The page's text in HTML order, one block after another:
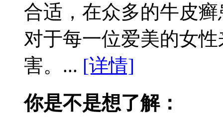
合适，在众多的牛皮
对于每一位爱美的女
害。... [详情]
你是不是想了解：